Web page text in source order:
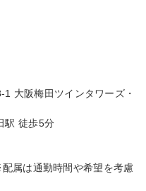
大阪梅田ツインタワーズ・
駅 徒歩5分
属は通勤時間や希望を考慮